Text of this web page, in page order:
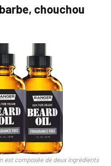
chouchou
est composée de deux ingrédients